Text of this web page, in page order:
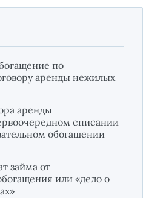
по
аренды нежилых
аренды
списании
обогащении
займа от
или «дело о